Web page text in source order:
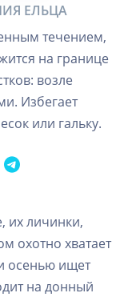
ЕЛЬЦА
течением,
на границе
возле
Избегает
или гальку.
их личинки,
охотно хватает
осенью ищет
на донный